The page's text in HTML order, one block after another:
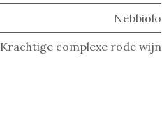
Nebbiolo
Krachtige complexe rode wijn